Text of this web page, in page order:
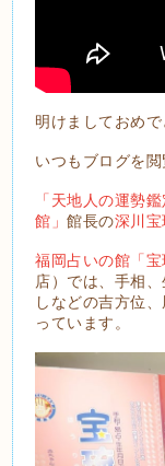
明けましておめで
いつもブログを
「天地人の運勢鑑
館」館長の深川宝
福岡占いの館「宝
店）では、手相
しなどの吉方位
っています。